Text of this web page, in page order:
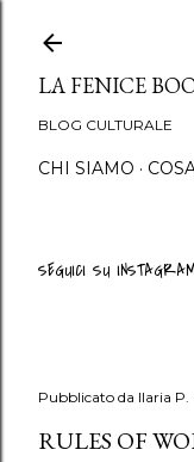
LA FENICE
BLOG CULTURALE
CHI SIAMO
SEGUICI SU
Pubblicato da Ilaria P.
RULES OF